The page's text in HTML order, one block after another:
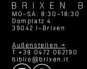
MO–SA: 8:30–18:30
Domplatz 4
39042 I–Brixen
Außenstellen →
T +39 0472 062190
biblio@brixen.it